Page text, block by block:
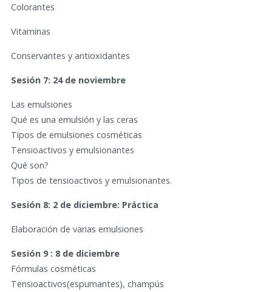
Colorantes
Vitaminas
Conservantes y antioxidantes
Sesión 7: 24 de noviembre
Las emulsiones
Qué es una emulsión y las ceras
Tipos de emulsiones cosméticas
Tensioactivos y emulsionantes
Qué son?
Tipos de tensioactivos y emulsionantes.
Sesión 8: 2 de diciembre: Práctica
Elaboración de varias emulsiones
Sesión 9 : 8 de diciembre
Fórmulas cosméticas
Tensioactivos(espumantes), champús